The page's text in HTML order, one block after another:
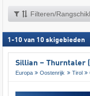
Filteren/
1 -10 van 10 skigebieden
Sillian – Thurntaler
Europa Oostenrijk Tirol